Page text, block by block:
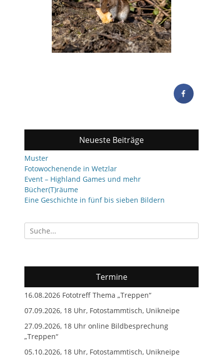
Neueste Beiträge
Muster
Fotowochenende in Wetzlar
Event – Highland Games und mehr
Bücher(T)räume
Eine Geschichte in fünf bis sieben Bildern
Suchen
nach:
Termine
16.08.2026 Fototreff Thema „Treppen“
07.09.2026, 18 Uhr, Fotostammtisch, Unikneipe
27.09.2026, 18 Uhr online Bildbesprechung
„Treppen“
05.10.2026, 18 Uhr, Fotostammtisch, Unikneipe